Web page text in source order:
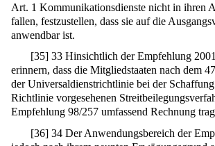
Art. 1 Kommunikationsdienste nicht in ihren
fallen, festzustellen, dass sie auf die
anwendbar ist.
[35] 33 Hinsichtlich der Empfehlung
erinnern, dass die Mitgliedstaaten nach dem
der Universaldienstrichtlinie bei der
Richtlinie vorgesehenen
Empfehlung 98/257 umfassend Rechnung
[36] 34 Der Anwendungsbereich der